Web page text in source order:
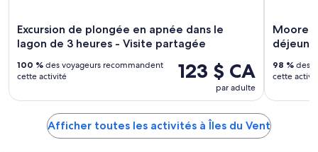
Excursion de plongée en apnée dans le
lagon de 3 heures - Visite partagée
123 $ CA
par adulte
100 % des voyageurs recommandent
cette activité
Moorea
98 % des
cette
Afficher toutes les activités à Îles du Vent